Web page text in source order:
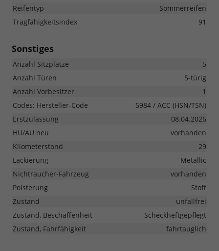
Reifentyp
Sommerreifen
Tragfähigkeitsindex
91
Sonstiges
Anzahl Sitzplätze
5
Anzahl Türen
5-türig
Anzahl Vorbesitzer
1
Codes: Hersteller-Code
5984 / ACC (HSN/TSN)
Erstzulassung
08.04.2026
HU/AU neu
vorhanden
Kilometerstand
29
Lackierung
Metallic
Nichtraucher-Fahrzeug
vorhanden
Polsterung
Stoff
Zustand
unfallfrei
Zustand, Beschaffenheit
Scheckheftgepflegt
Zustand, Fahrfähigkeit
fahrtauglich